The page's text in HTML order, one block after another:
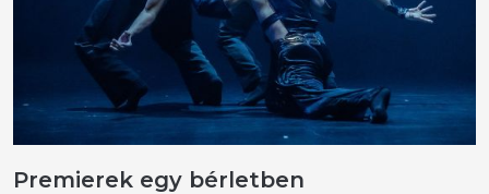
Premierek egy bérletben